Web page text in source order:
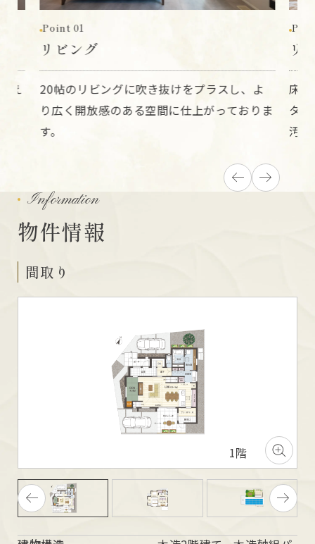
え
Point 01
リビング
20帖のリビングに吹き抜けをプラスし、よ
り広く開放感のある空間に仕上がっておりま
す。
リ
床
タ
汚
Information
物件情報
間取り
1階